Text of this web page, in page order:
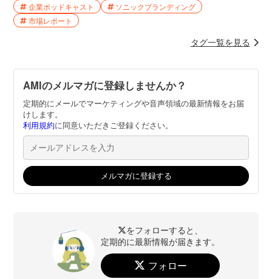
企業ポッドキャスト
ソニックブランディング
市場レポート
タグ一覧を見る
AMIのメルマガに登録しませんか？
定期的にメールでマーケティングや音声領域の最新情報をお届
けします。
利用規約に同意いただきご登録ください。
をフォローすると、
定期的に最新情報が届きます。
フォロー